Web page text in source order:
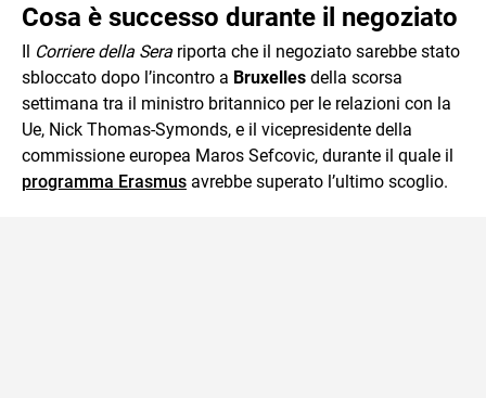
Cosa è successo durante il negoziato
Il Corriere della Sera riporta che il negoziato sarebbe stato
sbloccato dopo l’incontro a Bruxelles della scorsa
settimana tra il ministro britannico per le relazioni con la
Ue, Nick Thomas-Symonds, e il vicepresidente della
commissione europea Maros Sefcovic, durante il quale il
programma Erasmus avrebbe superato l’ultimo scoglio.